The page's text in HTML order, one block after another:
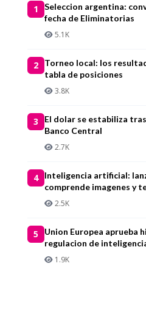
1
Seleccion argentina:
fecha de Eliminatorias
5.1K
2
Torneo local: los
tabla de posiciones
3.8K
3
El dolar se estabiliza
Banco Central
2.7K
4
Inteligencia artificial:
comprende imagenes y
2.5K
5
Union Europea aprueba
regulacion de
1.9K